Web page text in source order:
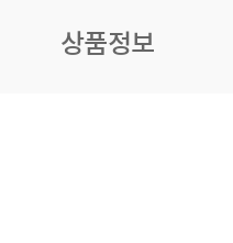
상품정보